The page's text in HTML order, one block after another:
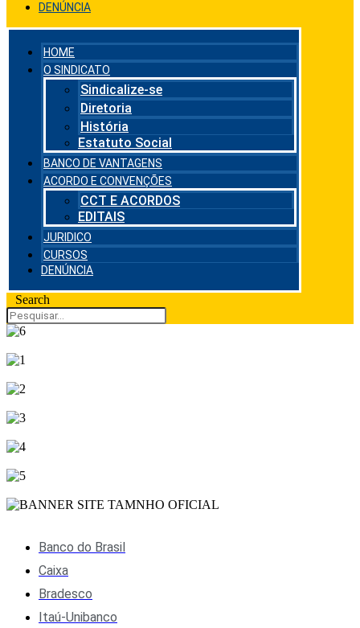
DENÚNCIA
HOME
O SINDICATO
Sindicalize-se
Diretoria
História
Estatuto Social
BANCO DE VANTAGENS
ACORDO E CONVENÇÕES
CCT E ACORDOS
EDITAIS
JURIDICO
CURSOS
DENÚNCIA
Search
Banco do Brasil
Caixa
Bradesco
Itaú-Unibanco